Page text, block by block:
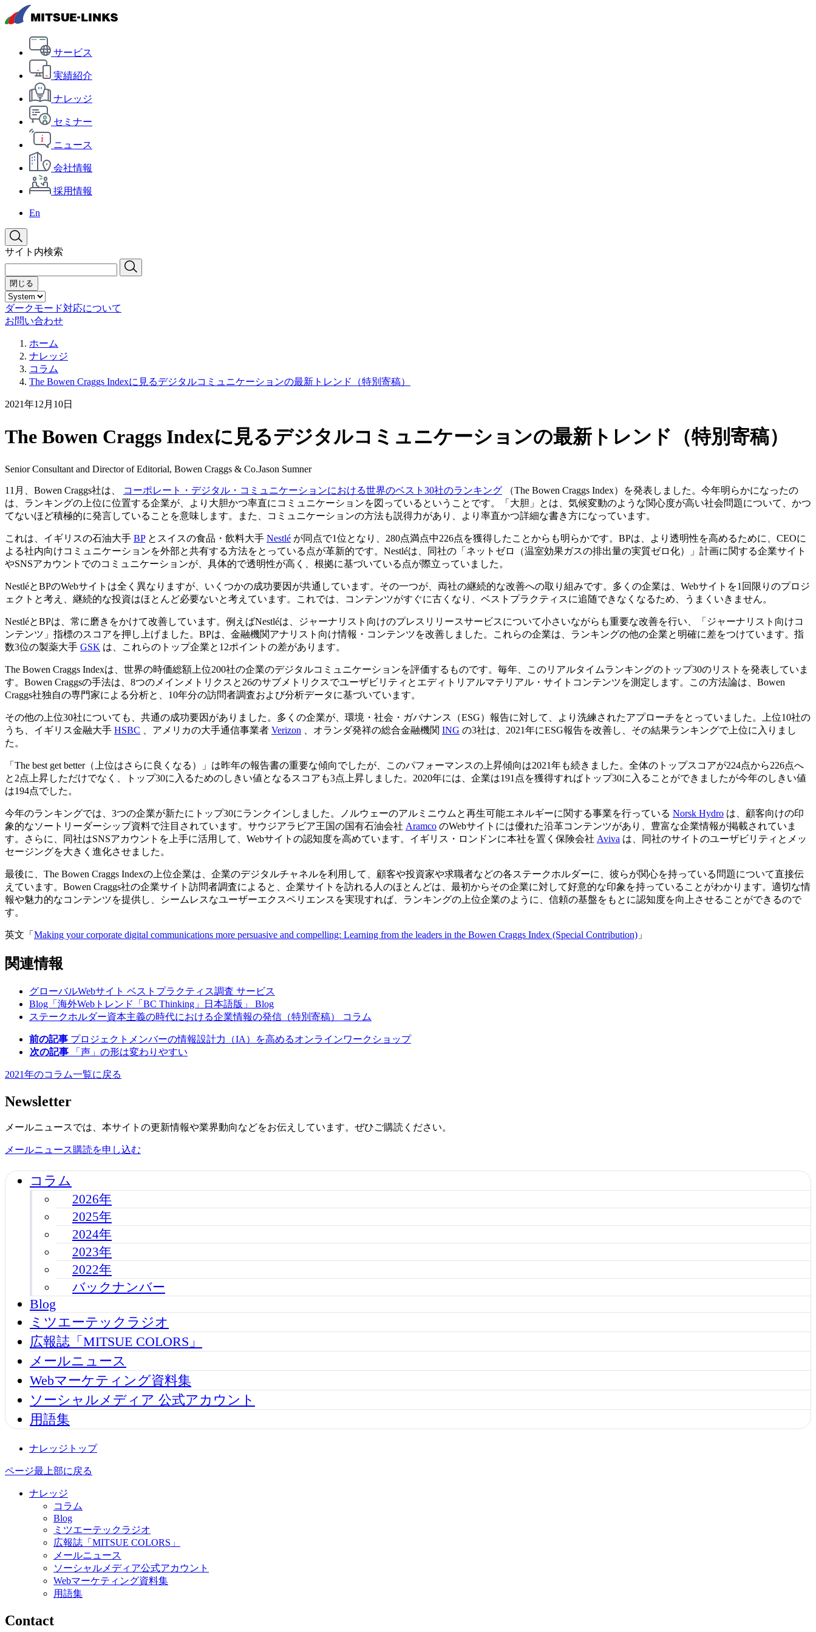
サービス
実績紹介
ナレッジ
セミナー
ニュース
会社情報
採用情報
En
サイト内検索
閉じる
ダークモード対応について
お問い合わせ
ホーム
ナレッジ
コラム
The Bowen Craggs Indexに見るデジタルコミュニケーションの最新トレンド（特別寄稿）
2021年12月10日
The Bowen Craggs Indexに見るデジタルコミュニケーションの最新トレンド（特別寄稿）
Senior Consultant and Director of Editorial, Bowen Craggs & Co.Jason Sumner
11月、Bowen Craggs社は、 コーポレート・デジタル・コミュニケーションにおける世界のベスト30社のランキング （The Bowen Craggs Index）を発表しました。今年明らかになったの
は、ランキングの上位に位置する企業が、より大胆かつ率直にコミュニケーションを図っているということです。「大胆」とは、気候変動のような関心度が高い社会問題について、かつ
てないほど積極的に発言していることを意味します。また、コミュニケーションの方法も説得力があり、より率直かつ詳細な書き方になっています。
これは、イギリスの石油大手 BPとスイスの食品・飲料大手 Nestlé が同点で1位となり、280点満点中226点を獲得したことからも明らかです。BPは、より透明性を高めるために、CEOに
よる社内向けコミュニケーションを外部と共有する方法をとっている点が革新的です。Nestléは、同社の「ネットゼロ（温室効果ガスの排出量の実質ゼロ化）」計画に関する企業サイト
やSNSアカウントでのコミュニケーションが、具体的で透明性が高く、根拠に基づいている点が際立っていました。
NestléとBPのWebサイトは全く異なりますが、いくつかの成功要因が共通しています。その一つが、両社の継続的な改善への取り組みです。多くの企業は、Webサイトを1回限りのプロジ
ェクトと考え、継続的な投資はほとんど必要ないと考えています。これでは、コンテンツがすぐに古くなり、ベストプラクティスに追随できなくなるため、うまくいきません。
NestléとBPは、常に磨きをかけて改善しています。例えばNestléは、ジャーナリスト向けのプレスリリースサービスについて小さいながらも重要な改善を行い、「ジャーナリスト向けコ
ンテンツ」指標のスコアを押し上げました。BPは、金融機関アナリスト向け情報・コンテンツを改善しました。これらの企業は、ランキングの他の企業と明確に差をつけています。指
数3位の製薬大手 GSK は、これらのトップ企業と12ポイントの差があります。
The Bowen Craggs Indexは、世界の時価総額上位200社の企業のデジタルコミュニケーションを評価するものです。毎年、このリアルタイムランキングのトップ30のリストを発表していま
す。Bowen Craggsの手法は、8つのメインメトリクスと26のサブメトリクスでユーザビリティとエディトリアルマテリアル・サイトコンテンツを測定します。この方法論は、Bowen
Craggs社独自の専門家による分析と、10年分の訪問者調査および分析データに基づいています。
その他の上位30社についても、共通の成功要因がありました。多くの企業が、環境・社会・ガバナンス（ESG）報告に対して、より洗練されたアプローチをとっていました。上位10社の
うち、イギリス金融大手 HSBC 、アメリカの大手通信事業者 Verizon 、オランダ発祥の総合金融機関 ING の3社は、2021年にESG報告を改善し、その結果ランキングで上位に入りまし
た。
「The best get better（上位はさらに良くなる）」は昨年の報告書の重要な傾向でしたが、このパフォーマンスの上昇傾向は2021年も続きました。全体のトップスコアが224点から226点へ
と2点上昇しただけでなく、トップ30に入るためのしきい値となるスコアも3点上昇しました。2020年には、企業は191点を獲得すればトップ30に入ることができましたが今年のしきい値
は194点でした。
今年のランキングでは、3つの企業が新たにトップ30にランクインしました。ノルウェーのアルミニウムと再生可能エネルギーに関する事業を行っている Norsk Hydro は、顧客向けの印
象的なソートリーダーシップ資料で注目されています。サウジアラビア王国の国有石油会社 Aramco のWebサイトには優れた沿革コンテンツがあり、豊富な企業情報が掲載されていま
す。さらに、同社はSNSアカウントを上手に活用して、Webサイトの認知度を高めています。イギリス・ロンドンに本社を置く保険会社 Aviva は、同社のサイトのユーザビリティとメッ
セージングを大きく進化させました。
最後に、The Bowen Craggs Indexの上位企業は、企業のデジタルチャネルを利用して、顧客や投資家や求職者などの各ステークホルダーに、彼らが関心を持っている問題について直接伝
えています。Bowen Craggs社の企業サイト訪問者調査によると、企業サイトを訪れる人のほとんどは、最初からその企業に対して好意的な印象を持っていることがわかります。適切な情
報や魅力的なコンテンツを提供し、シームレスなユーザーエクスペリエンスを実現すれば、ランキングの上位企業のように、信頼の基盤をもとに認知度を向上させることができるので
す。
英文「 Making your corporate digital communications more persuasive and compelling: Learning from the leaders in the Bowen Craggs Index (Special Contribution) 」
関連情報
グローバルWebサイト ベストプラクティス調査 サービス
Blog「海外Webトレンド「BC Thinking」日本語版」 Blog
ステークホルダー資本主義の時代における企業情報の発信（特別寄稿）
コラム
前の記事 プロジェクトメンバーの情報設計力（IA）を高めるオンラインワークショップ
次の記事
「声」の形は変わりやすい
2021年のコラム一覧に戻る
Newsletter
メールニュースでは、本サイトの更新情報や業界動向などをお伝えしています。ぜひご購読ください。
メールニュース購読を申し込む
コラム
2026年
2025年
2024年
2023年
2022年
バックナンバー
Blog
ミツエーテックラジオ
広報誌「MITSUE COLORS」
メールニュース
Webマーケティング資料集
ソーシャルメディア 公式アカウント
用語集
ナレッジトップ
ページ最上部に戻る
ナレッジ
コラム
Blog
ミツエーテックラジオ
広報誌「MITSUE COLORS」
メールニュース
ソーシャルメディア公式アカウント
Webマーケティング資料集
用語集
Contact